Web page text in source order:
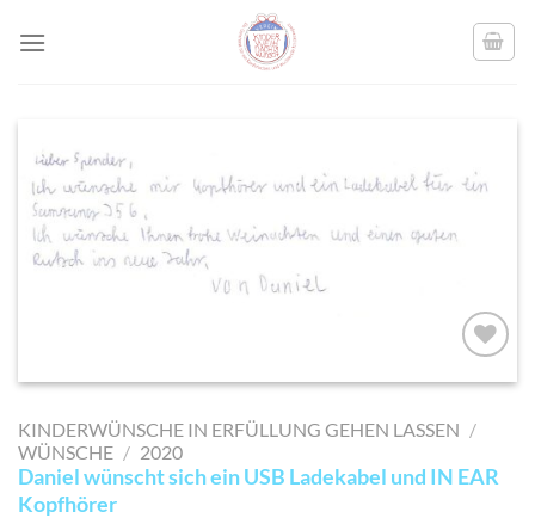
AUF MEINE
SETZEN
KINDERWÜNSCHE IN ERFÜLLUNG GEHEN LASSEN /
WÜNSCHE / 2020
Daniel wünscht sich ein USB Ladekabel und IN EAR
Kopfhörer